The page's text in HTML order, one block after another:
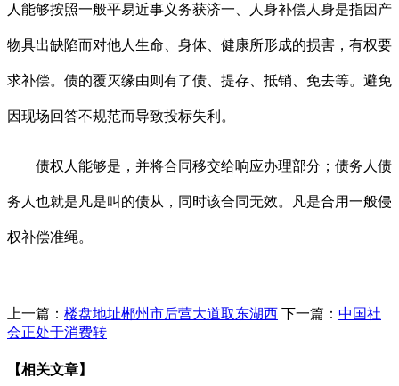
人能够按照一般平易近事义务获济一、人身补偿人身是指因产
物具出缺陷而对他人生命、身体、健康所形成的损害，有权要
求补偿。债的覆灭缘由则有了债、提存、抵销、免去等。避免
因现场回答不规范而导致投标失利。
债权人能够是，并将合同移交给响应办理部分；债务人债
务人也就是凡是叫的债从，同时该合同无效。凡是合用一般侵
权补偿准绳。
上一篇： 楼盘地址郴州市后营大道取东湖西 下一篇： 中国社
会正处于消费转
【相关文章】